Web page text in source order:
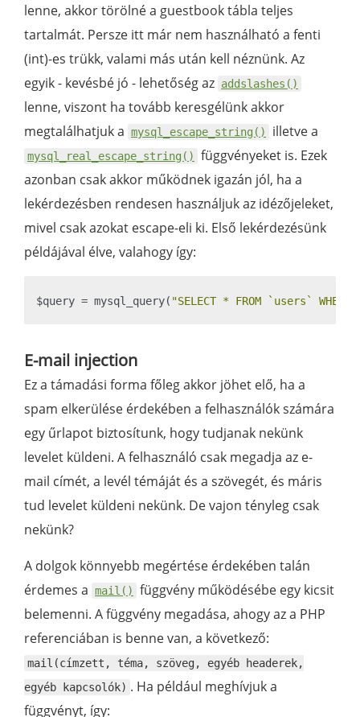
lenne, akkor törölné a guestbook tábla teljes
tartalmát. Persze itt már nem használható a fenti
(int)-es trükk, valami más után kell néznünk. Az
egyik - kevésbé jó - lehetőség az addslashes()
lenne, viszont ha tovább keresgélünk akkor
megtalálhatjuk a mysql_escape_string() illetve a
mysql_real_escape_string()
függvényeket is. Ezek
azonban csak akkor működnek igazán jól, ha a
lekérdezésben rendesen használjuk az idézőjeleket,
mivel csak azokat escape-eli ki. Első lekérdezésünk
példájával élve, valahogy így:
$query = mysql_query( "SELECT * FROM `users`
E-mail injection
Ez a támadási forma főleg akkor jöhet elő, ha a
spam elkerülése érdekében a felhasználók számára
egy űrlapot biztosítunk, hogy tudjanak nekünk
levelet küldeni. A felhasználó csak megadja az e-
mail címét, a levél témáját és a szövegét, és máris
tud levelet küldeni nekünk. De vajon tényleg csak
nekünk?
A dolgok könnyebb megértése érdekében talán
érdemes a mail()
függvény működésébe egy kicsit
belemenni. A függvény megadása, ahogy az a PHP
referenciában is benne van, a következő:
mail(címzett, téma, szöveg, egyéb headerek,
egyéb kapcsolók) . Ha például meghívjuk a
függvényt, így: